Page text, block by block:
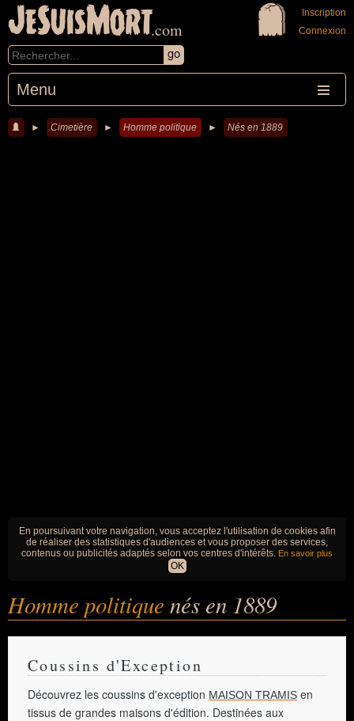
JeSuisMort.com
Menu
Inscription
Connexion
► Cimetière ► Homme politique ► Nés en 1889
En poursuivant votre navigation, vous acceptez l'utilisation de cookies afin
de réaliser des statistiques d'audiences et vous proposer des services,
contenus ou publicités adaptés selon vos centres d'intérêts. En savoir plus
OK
Homme politique nés en 1889
Coussins d'Exception
Découvrez les coussins d'exception MAISON TRAMIS en
tissus de grandes maisons d'édition. Destinées aux